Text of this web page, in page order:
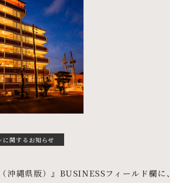
に関するお知らせ
縄県版）』BUSINESSフィールド欄に、